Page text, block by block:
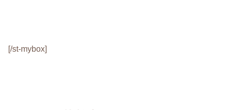
[/st-mybox]